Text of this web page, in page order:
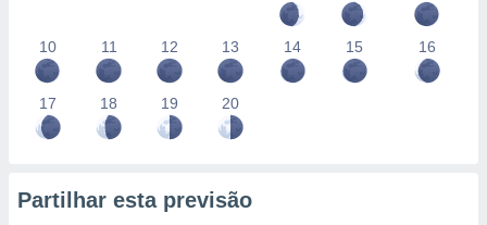
10 11 12 13 14 15 16
17 18 19 20
Partilhar esta previsão